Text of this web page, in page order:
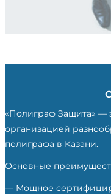
«Полиграф Защита» —
организацией
полиграфа в Казани.
Основные
— Мощное